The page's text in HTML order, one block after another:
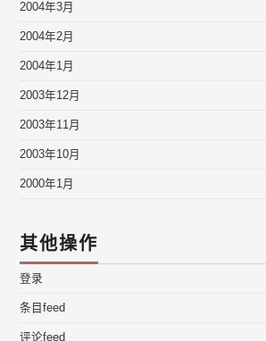
2004年3月
2004年2月
2004年1月
2003年12月
2003年11月
2003年10月
2000年1月
其他操作
登录
条目feed
评论feed